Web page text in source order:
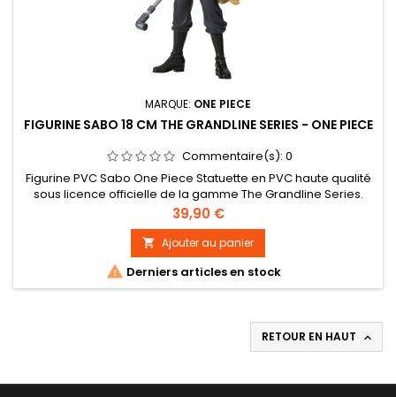
MARQUE: ONE PIECE
FIGURINE SABO 18 CM THE GRANDLINE SERIES - ONE PIECE
Commentaire(s): 0
Figurine PVC Sabo One Piece Statuette en PVC haute qualité
sous licence officielle de la gamme The Grandline Series.
Taille : 18 cm environ
Prix
39,90 €
 Ajouter au panier
 Derniers articles en stock
RETOUR EN HAUT 